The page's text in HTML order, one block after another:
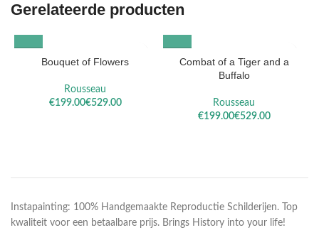
Gerelateerde producten
Bouquet of Flowers
Rousseau
€
€
Combat of a Tiger and a
Buffalo
Rousseau
€
€
Instapainting: 100% Handgemaakte Reproductie Schilderijen. Top
kwaliteit voor een betaalbare prijs. Brings History into your life!